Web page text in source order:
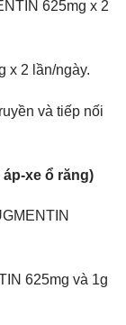
625mg x 2
x 2 lần/ngày.
và tiếp nối
xe ổ răng)
625mg và 1g